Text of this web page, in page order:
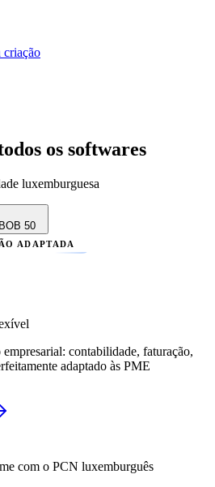
criação
os softwares
luxemburguesa
50
ADAPTADA
contabilidade, faturação,
adaptado às PME
com o PCN luxemburguês